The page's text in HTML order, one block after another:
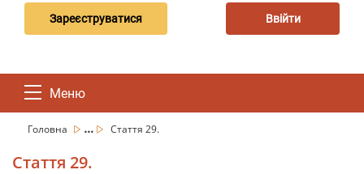
Зареєструватися Ввійти
Меню
Головна ... Стаття 29.
Стаття 29.